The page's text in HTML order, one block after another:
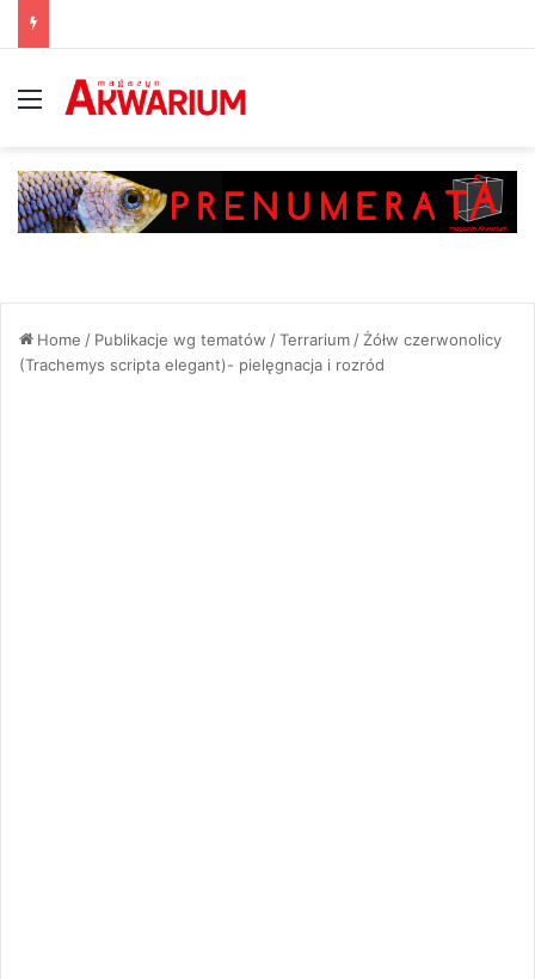
Menu
Home / Publikacje wg tematów /Terrarium/Żółw czerwonolicy
(Trachemys scripta elegant)- pielęgnacja i rozród